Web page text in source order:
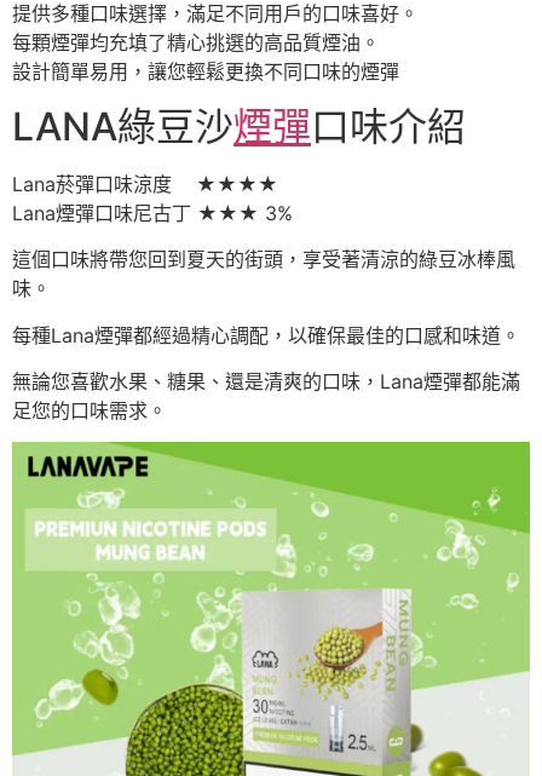
提供多種口味選擇，滿足不同用戶的口味喜好。
每顆煙彈均充填了精心挑選的高品質煙油。
設計簡單易用，讓您輕鬆更換不同口味的煙彈
LANA綠豆沙煙彈口味介紹
Lana菸彈口味涼度 ★★★★
Lana煙彈口味尼古丁 ★★★ 3%
這個口味將帶您回到夏天的街頭，享受著清涼的綠豆冰棒風
味。
每種Lana煙彈都經過精心調配，以確保最佳的口感和味道。
無論您喜歡水果、糖果、還是清爽的口味，Lana煙彈都能滿
足您的口味需求。